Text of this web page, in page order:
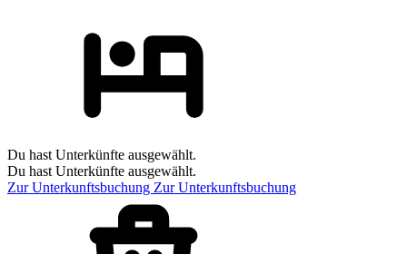
Du hast Unterkünfte ausgewählt.
Du hast Unterkünfte ausgewählt.
Zur Unterkunftsbuchung Zur Unterkunftsbuchung